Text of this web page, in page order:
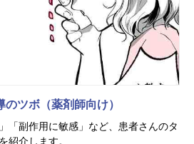
ツボ（薬剤師向け）
「副作用に敏感」など、患者さんのタ
紹介します。